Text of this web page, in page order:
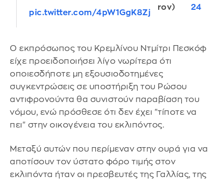
pic.twitter.com/4pW1GgK8Zj
rov)
24
Ο εκπρόσωπος του Κρεμλίνου Ντμίτρι Πεσκόφ
είχε προειδοποιήσει λίγο νωρίτερα ότι
οποιεσδήποτε μη εξουσιοδοτημένες
συγκεντρώσεις σε υποστήριξη του Ρώσου
αντιφρονούντα θα συνιστούν παραβίαση του
νόμου, ενώ πρόσθεσε ότι δεν έχει "τίποτε να
πει" στην οικογένεια του εκλιπόντος.
Μεταξύ αυτών που περίμεναν στην ουρά για να
αποτίσουν τον ύστατο φόρο τιμής στον
εκλιπόντα ήταν οι πρεσβευτές της Γαλλίας, της